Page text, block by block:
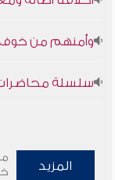
وأمنهم من خوف
سلسلة محاضرات
المزيد